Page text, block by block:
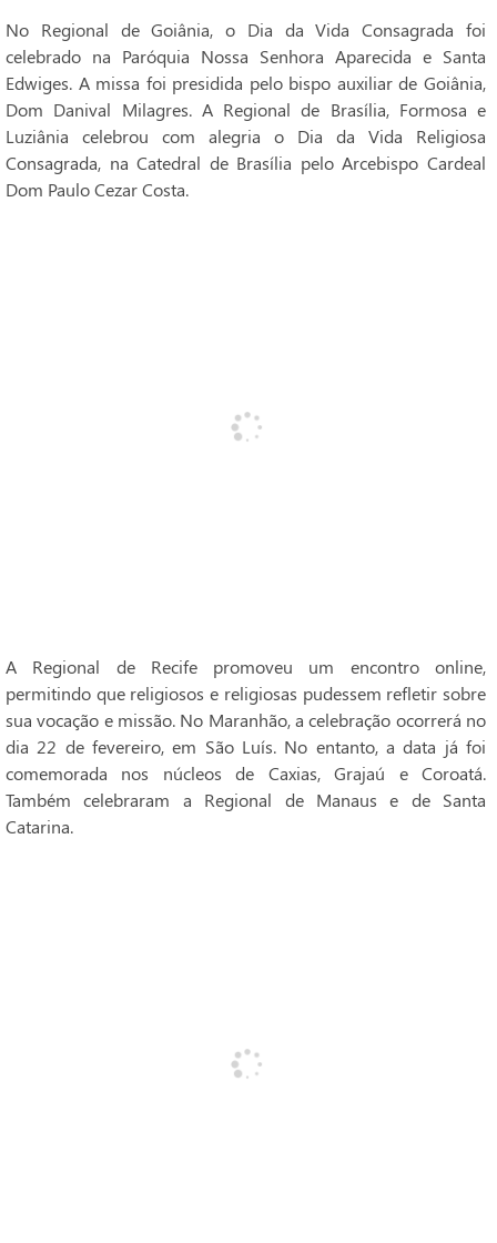
No Regional de Goiânia, o Dia da Vida Consagrada foi
celebrado na Paróquia Nossa Senhora Aparecida e Santa
Edwiges. A missa foi presidida pelo bispo auxiliar de Goiânia,
Dom Danival Milagres. A Regional de Brasília, Formosa e
Luziânia celebrou com alegria o Dia da Vida Religiosa
Consagrada, na Catedral de Brasília pelo Arcebispo Cardeal
Dom Paulo Cezar Costa.
A Regional de Recife promoveu um encontro online,
permitindo que religiosos e religiosas pudessem refletir sobre
sua vocação e missão. No Maranhão, a celebração ocorrerá no
dia 22 de fevereiro, em São Luís. No entanto, a data já foi
comemorada nos núcleos de Caxias, Grajaú e Coroatá.
Também celebraram a Regional de Manaus e de Santa
Catarina.